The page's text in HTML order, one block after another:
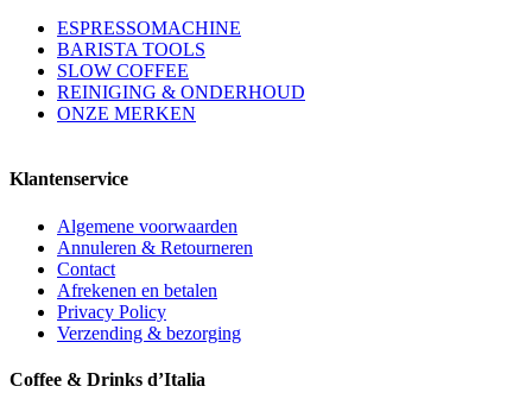
ESPRESSOMACHINE
BARISTA TOOLS
SLOW COFFEE
REINIGING & ONDERHOUD
ONZE MERKEN
Klantenservice
Algemene voorwaarden
Annuleren & Retourneren
Contact
Afrekenen en betalen
Privacy Policy
Verzending & bezorging
Coffee & Drinks d’Italia